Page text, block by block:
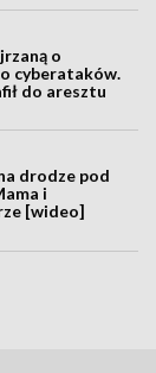
o
cyberataków.
do aresztu
drodze pod
i
[wideo]